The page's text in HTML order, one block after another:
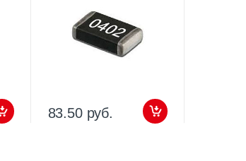
83.50 руб.